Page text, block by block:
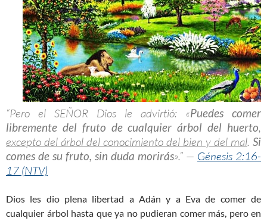
“Pero el SEÑOR Dios le advirtió: «Puedes comer
libremente del fruto de cualquier árbol del huerto,
excepto del árbol del conocimiento del bien y del mal. Si
comes de su fruto, sin duda morirás».” — Génesis 2:16-
17 (NTV)
Dios les dio plena libertad a Adán y a Eva de comer de
cualquier árbol hasta que ya no pudieran comer más, pero en